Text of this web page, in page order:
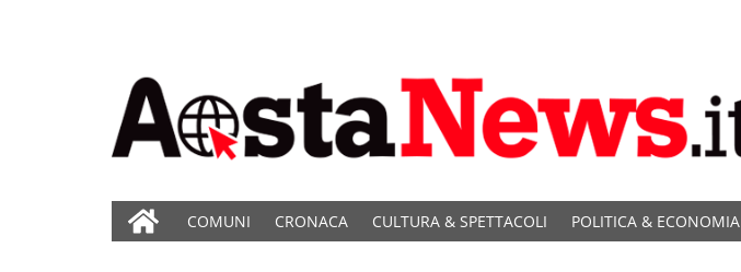
COMUNI CRONACA CULTURA & SPETTACOLI POLITICA & ECONOMIA